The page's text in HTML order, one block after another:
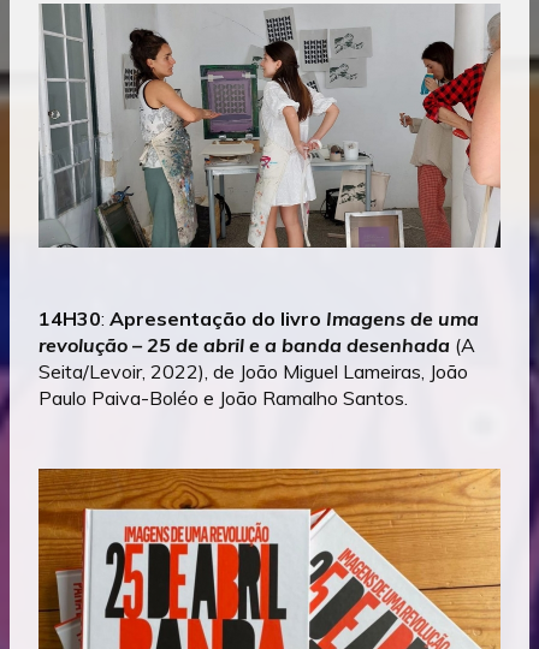
14H30: Apresentação do livro Imagens de uma
revolução – 25 de abril e a banda desenhada (A
Seita/Levoir, 2022), de João Miguel Lameiras, João
Paulo Paiva-Boléo e João Ramalho Santos.